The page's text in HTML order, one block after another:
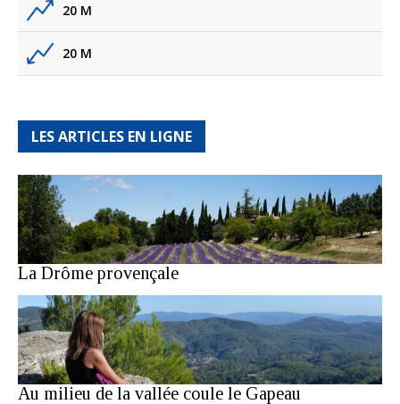
20 M
20 M
LES ARTICLES EN LIGNE
La Drôme provençale
Au milieu de la vallée coule le Gapeau